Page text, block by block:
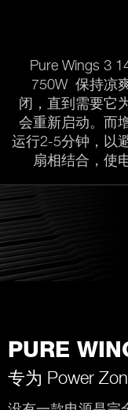
Pure Wings 3
750W 保持凉
闭，直到需要它
会重新启动。而
运行2-5分钟，以
扇相结合，使
PURE
专为 Power